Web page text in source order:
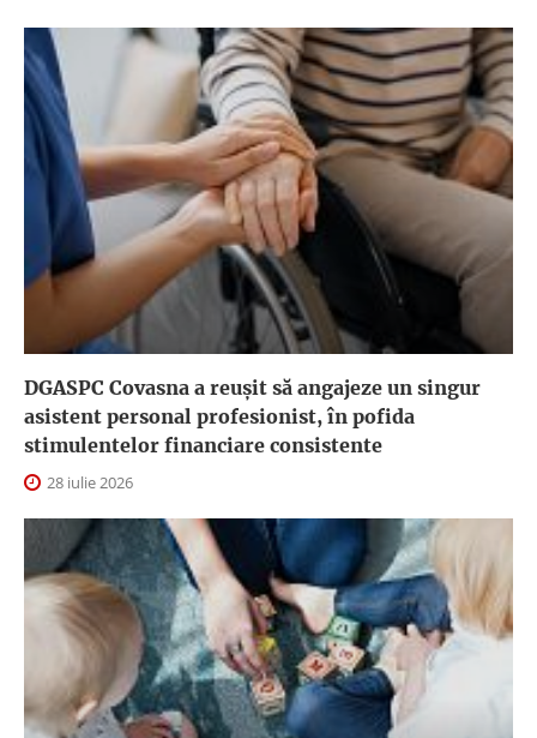
DGASPC Covasna a reuşit să angajeze un singur
asistent personal profesionist, în pofida
stimulentelor financiare consistente
28 iulie 2026